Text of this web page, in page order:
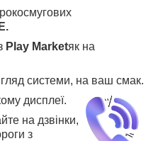
Play Marketяк на
системи, на ваш смак.
дисплеї.
на дзвінки,
з